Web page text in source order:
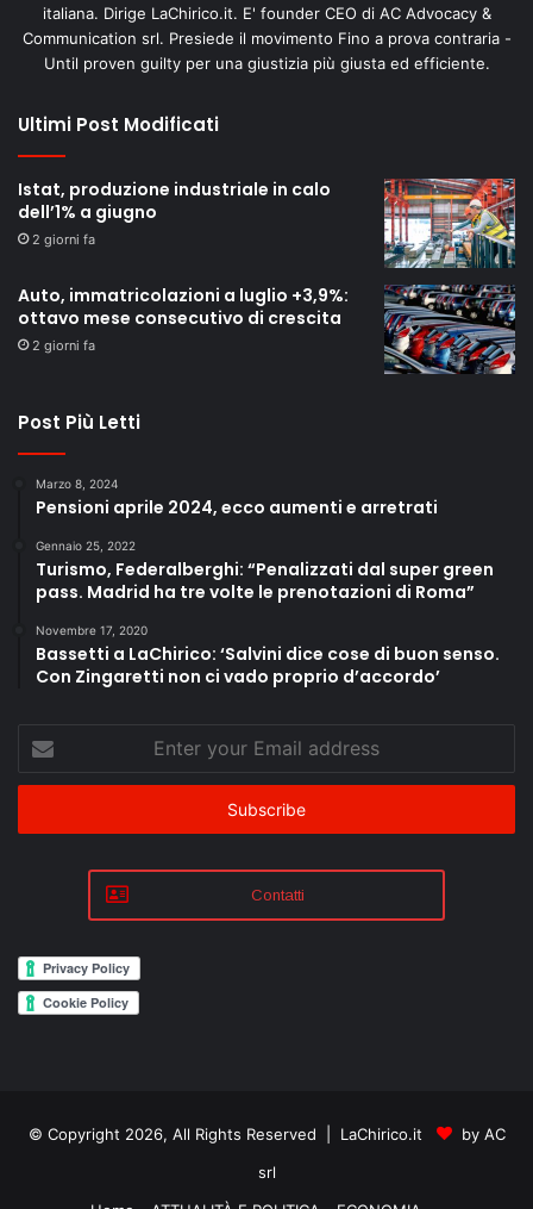
italiana. Dirige LaChirico.it. E' founder CEO di AC Advocacy &
Communication srl. Presiede il movimento Fino a prova contraria -
Until proven guilty per una giustizia più giusta ed efficiente.
Ultimi Post Modificati
Istat, produzione industriale in calo
dell’1% a giugno
2 giorni fa
Auto, immatricolazioni a luglio +3,9%:
ottavo mese consecutivo di crescita
2 giorni fa
Post Più Letti
Marzo 8, 2024
Pensioni aprile 2024, ecco aumenti e arretrati
Gennaio 25, 2022
Turismo, Federalberghi: “Penalizzati dal super green
pass. Madrid ha tre volte le prenotazioni di Roma”
Novembre 17, 2020
Bassetti a LaChirico: ‘Salvini dice cose di buon senso.
Con Zingaretti non ci vado proprio d’accordo’
your
Email
Contatti
© Copyright 2026, All Rights Reserved | LaChirico.it
by AC
srl